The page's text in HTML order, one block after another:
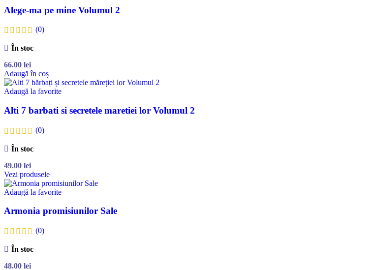
Alege-ma pe mine Volumul 2
(0)
În stoc
66.00 lei
Adaugă în coș
Adaugă la favorite
Alti 7 barbati si secretele maretiei lor Volumul 2
(0)
În stoc
49.00 lei
Vezi produsele
Adaugă la favorite
Armonia promisiunilor Sale
(0)
În stoc
48.00 lei